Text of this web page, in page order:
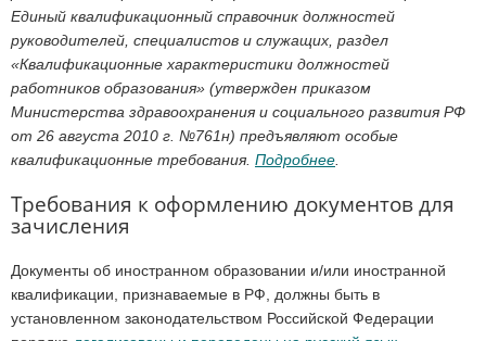
Единый квалификационный справочник должностей
руководителей, специалистов и служащих, раздел
«Квалификационные характеристики должностей
работников образования» (утвержден приказом
Министерства здравоохранения и социального развития РФ
от 26 августа 2010 г. №761н) предъявляют особые
квалификационные требования. Подробнее.
Требования к оформлению документов для
зачисления
Документы об иностранном образовании и/или иностранной
квалификации, признаваемые в РФ, должны быть в
установленном законодательством Российской Федерации